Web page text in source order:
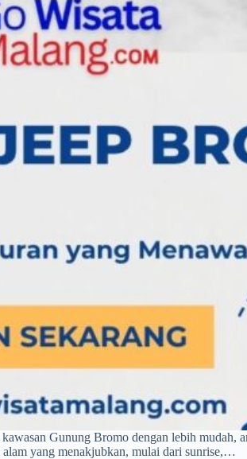
Gunung Bromo dengan lebih mudah,
yang menakjubkan, mulai dari sunrise,…